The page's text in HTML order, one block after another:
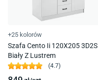
+25 kolorów
Szafa Cento Ii 120X205 3D2S
Biały Z Lustrem
(4.7)